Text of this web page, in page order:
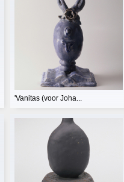
'Vanitas (voor Joha...